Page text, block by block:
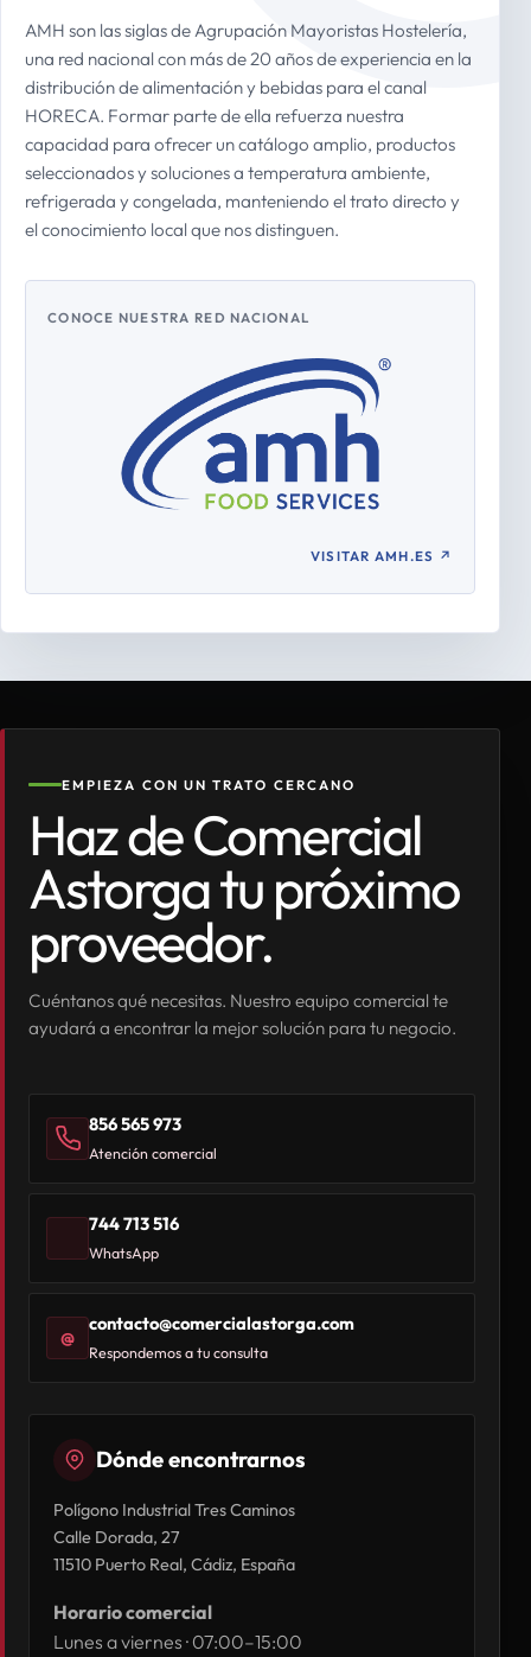
AMH son las siglas de Agrupación Mayoristas Hostelería,
una red nacional con más de 20 años de experiencia en la
distribución de alimentación y bebidas para el canal
HORECA. Formar parte de ella refuerza nuestra
capacidad para ofrecer un catálogo amplio, productos
seleccionados y soluciones a temperatura ambiente,
refrigerada y congelada, manteniendo el trato directo y
el conocimiento local que nos distinguen.
CONOCE NUESTRA RED NACIONAL
VISITAR AMH.ES ↗
EMPIEZA CON UN TRATO CERCANO
Haz de Comercial
Astorga tu próximo
proveedor.
Cuéntanos qué necesitas. Nuestro equipo comercial te
ayudará a encontrar la mejor solución para tu negocio.
856 565 973
Atención comercial
744 713 516
WhatsApp
@
contacto@comercialastorga.com
Respondemos a tu consulta
Dónde encontrarnos
Polígono Industrial Tres Caminos
Calle Dorada, 27
11510 Puerto Real, Cádiz, España
Horario comercial
Lunes a viernes · 07:00–15:00